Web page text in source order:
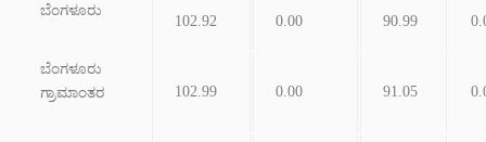
ಬೆಂಗಳೂರು
102.92 0.00 90.99
ಬೆಂಗಳೂರು
ಗ್ರಾಮಾಂತರ
102.99 0.00 91.05